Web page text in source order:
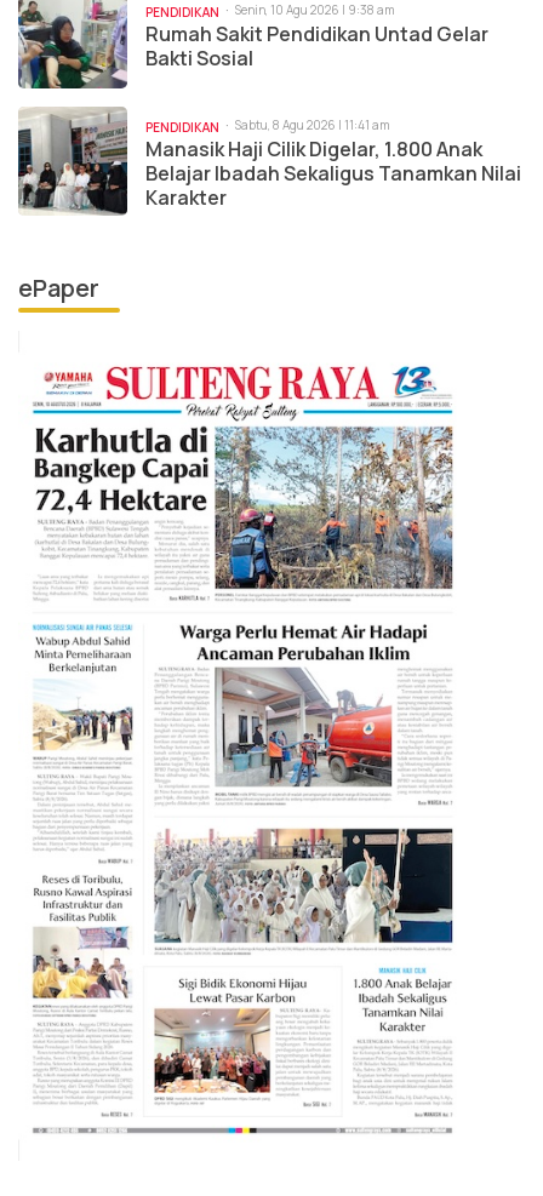
PENDIDIKAN Senin, 10 Agu 2026 | 9:38 am
Rumah Sakit Pendidikan Untad Gelar
Bakti Sosial
PENDIDIKAN Sabtu, 8 Agu 2026 | 11:41 am
Manasik Haji Cilik Digelar, 1.800 Anak
Belajar Ibadah Sekaligus Tanamkan Nilai
Karakter
ePaper